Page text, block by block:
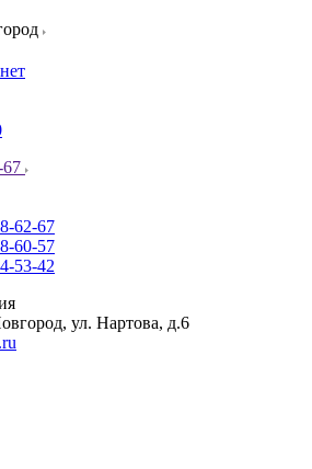
67
62-67
60-57
53-42
ул. Нартова, д.6